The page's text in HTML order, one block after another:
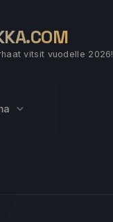
vitsit vuodelle 2026!